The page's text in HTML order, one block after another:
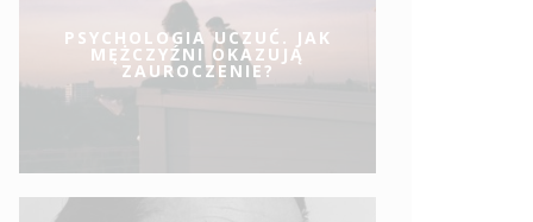
PSYCHOLOGIA UCZUĆ. JAK
MĘŻCZYŹNI OKAZUJĄ
ZAUROCZENIE?